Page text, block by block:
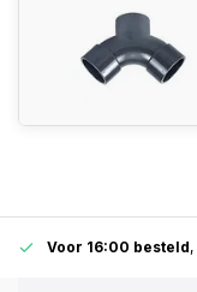
Voor 16:00 besteld,